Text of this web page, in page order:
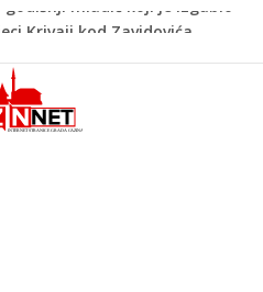
u BiH: Poginuo
preselio HALILOVIĆ (Smajil)
Hamdiji Šahinoviću iz